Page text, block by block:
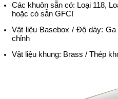
Các khuôn sẵn có: Loại 118,
hoặc có sẵn GFCI
Vật liệu Basebox / Độ dày:
chỉnh
Vật liệu khung: Brass / Thép